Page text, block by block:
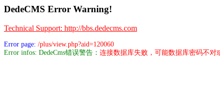
DedeCMS Error Warning!
Technical Support: http://bbs.dedecms.com
Error page: /plus/view.php?aid=120060
Error infos: DedeCms错误警告： 连接数据库失败，可能数据库密码不对